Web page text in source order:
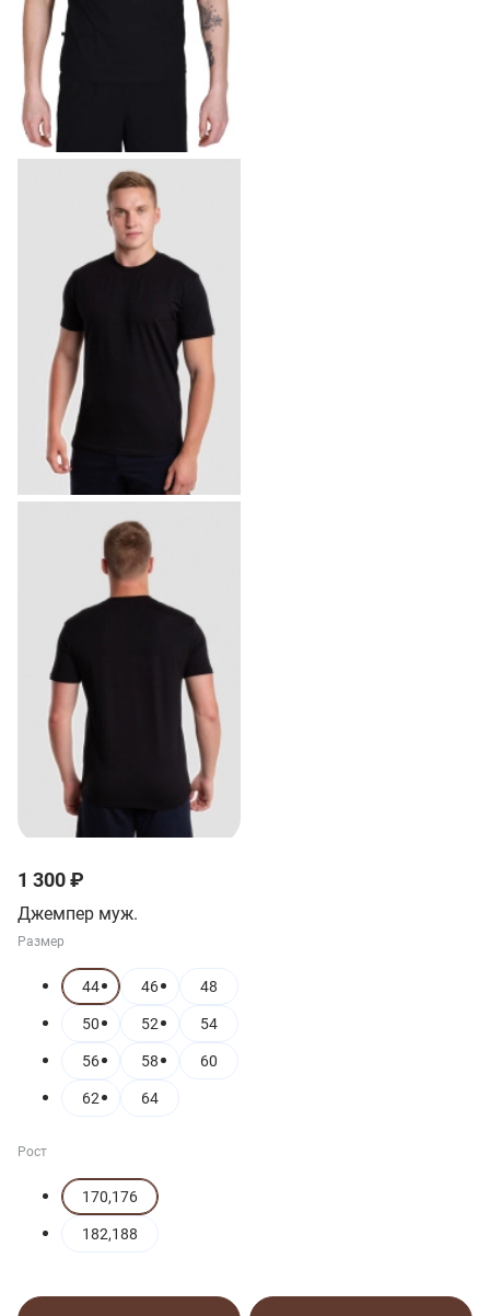
1 300 ₽
Джемпер муж.
Размер
44 46 48
50 52 54
56 58 60
62 64
Рост
170,176
182,188